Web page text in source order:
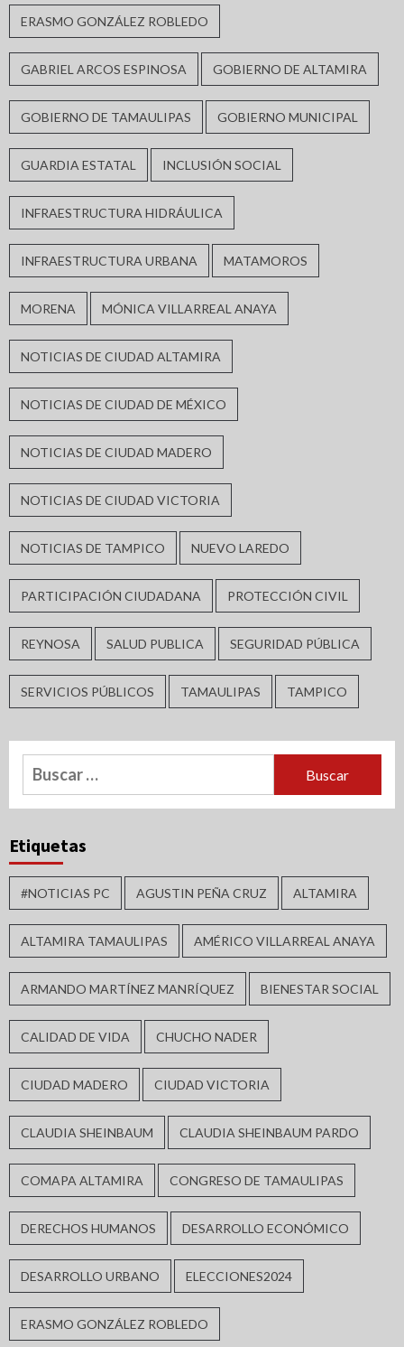
ERASMO GONZÁLEZ ROBLEDO
GABRIEL ARCOS ESPINOSA GOBIERNO DE ALTAMIRA
GOBIERNO DE TAMAULIPAS GOBIERNO MUNICIPAL
GUARDIA ESTATAL INCLUSIÓN SOCIAL
INFRAESTRUCTURA HIDRÁULICA
INFRAESTRUCTURA URBANA MATAMOROS
MORENA MÓNICA VILLARREAL ANAYA
NOTICIAS DE CIUDAD ALTAMIRA
NOTICIAS DE CIUDAD DE MÉXICO
NOTICIAS DE CIUDAD MADERO
NOTICIAS DE CIUDAD VICTORIA
NOTICIAS DE TAMPICO NUEVO LAREDO
PARTICIPACIÓN CIUDADANA PROTECCIÓN CIVIL
REYNOSA SALUD PUBLICA SEGURIDAD PÚBLICA
SERVICIOS PÚBLICOS TAMAULIPAS TAMPICO
Buscar:
Etiquetas
#NOTICIAS PC AGUSTIN PEÑA CRUZ ALTAMIRA
ALTAMIRA TAMAULIPAS AMÉRICO VILLARREAL ANAYA
ARMANDO MARTÍNEZ MANRÍQUEZ BIENESTAR SOCIAL
CALIDAD DE VIDA CHUCHO NADER
CIUDAD MADERO CIUDAD VICTORIA
CLAUDIA SHEINBAUM CLAUDIA SHEINBAUM PARDO
COMAPA ALTAMIRA CONGRESO DE TAMAULIPAS
DERECHOS HUMANOS DESARROLLO ECONÓMICO
DESARROLLO URBANO ELECCIONES2024
ERASMO GONZÁLEZ ROBLEDO